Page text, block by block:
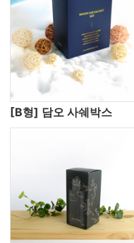
[B형] 담오 사쉐박스